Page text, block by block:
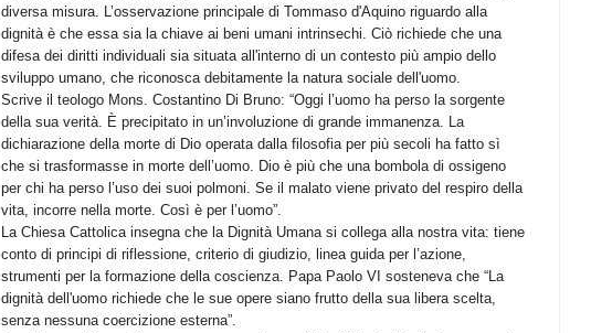
diversa misura. L’osservazione principale di Tommaso d'Aquino riguardo alla
dignità è che essa sia la chiave ai beni umani intrinsechi. Ciò richiede che una
difesa dei diritti individuali sia situata all'interno di un contesto più ampio dello
sviluppo umano, che riconosca debitamente la natura sociale dell'uomo.
Scrive il teologo Mons. Costantino Di Bruno: “Oggi l’uomo ha perso la sorgente
della sua verità. È precipitato in un’involuzione di grande immanenza. La
dichiarazione della morte di Dio operata dalla filosofia per più secoli ha fatto sì
che si trasformasse in morte dell’uomo. Dio è più che una bombola di ossigeno
per chi ha perso l’uso dei suoi polmoni. Se il malato viene privato del respiro della
vita, incorre nella morte. Così è per l’uomo”.
La Chiesa Cattolica insegna che la Dignità Umana si collega alla nostra vita: tiene
conto di principi di riflessione, criterio di giudizio, linea guida per l’azione,
strumenti per la formazione della coscienza. Papa Paolo VI sosteneva che “La
dignità dell'uomo richiede che le sue opere siano frutto della sua libera scelta,
senza nessuna coercizione esterna”.